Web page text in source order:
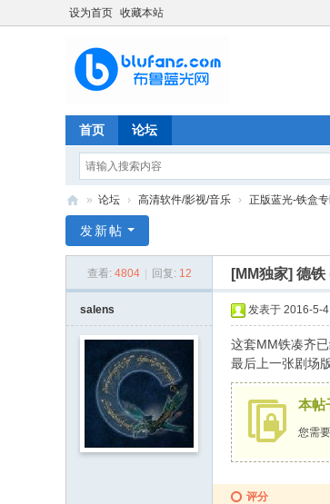
设为首页 收藏本站
首页 论坛
鲁
» 论坛 › 高清软件/影视/音乐 › 正版蓝光-铁盒
发新帖
查看: 4804 回复: 12 [MM独家] 德铁
salens 发表于 2016-5-
这套MM铁凑齐
最后上一张剧场
本帖
您需要
评分